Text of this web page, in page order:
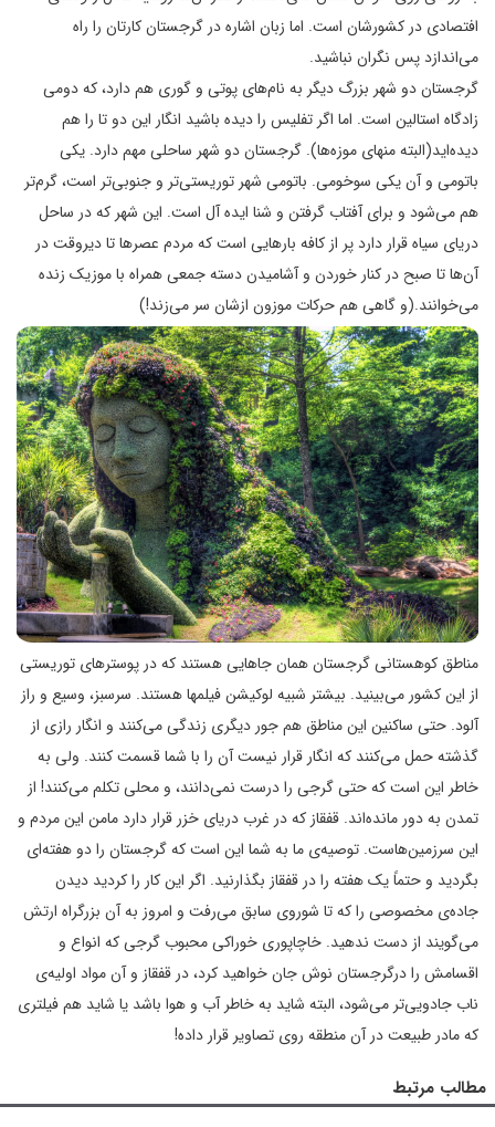
افتصادی در کشورشان است. اما زبان اشاره در گرجستان کارتان را راه
می‌اندازد پس نگران نباشید.
گرجستان دو شهر بزرگ دیگر به نام‌های پوتی و گوری هم دارد، که دومی
زادگاه استالین است. اما اگر تفلیس را دیده باشید انگار این دو تا را هم
دیده‌اید(البته منهای موزه‌ها). گرجستان دو شهر ساحلی مهم دارد. یکی
باتومی و آن یکی سوخومی. باتومی شهر توریستی‌تر و جنوبی‌تر است، گرم‌تر
هم می‌شود و برای آفتاب گرفتن و شنا ایده آل است. این شهر که در ساحل
دریای سیاه قرار دارد پر از کافه بارهایی است که مردم عصرها تا دیروقت در
آن‌ها تا صبح در کنار خوردن و آشامیدن دسته جمعی همراه با موزیک زنده
می‌خوانند.(و گاهی هم حرکات موزون ازشان سر می‌زند!)
مناطق کوهستانی گرجستان همان جاهایی هستند که در پوسترهای توریستی
از این کشور می‌بینید. بیشتر شبیه لوکیشن فیلمها هستند. سرسبز، وسیع و راز
آلود. حتی ساکنین این مناطق هم جور دیگری زندگی می‌کنند و انگار رازی از
گذشته حمل می‌کنند که انگار قرار نیست آن را با شما قسمت کنند. ولی به
خاطر این است که حتی گرجی را درست نمی‌دانند، و محلی تکلم می‌کنند! از
تمدن به دور مانده‌اند. قفقاز که در غرب دریای خزر قرار دارد مامن این مردم و
این سرزمین‌هاست. توصیه‌ی ما به شما این است که گرجستان را دو هفته‌ای
بگردید و حتماً یک هفته را در قفقاز بگذارنید. اگر این کار را کردید دیدن
جاده‌ی مخصوصی را که تا شوروی سابق می‌رفت و امروز به آن بزرگراه ارتش
می‌گویند از دست ندهید. خاچاپوری خوراکی محبوب گرجی که انواع و
اقسامش را درگرجستان نوش جان خواهید کرد، در قفقاز و آن مواد اولیه‌ی
ناب جادویی‌تر می‌شود، البته شاید به خاطر آب و هوا باشد یا شاید هم فیلتری
که مادر طبیعت در آن منطقه روی تصاویر قرار داده!
مطالب مرتبط